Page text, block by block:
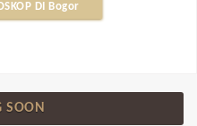
DI Bogor
SOON